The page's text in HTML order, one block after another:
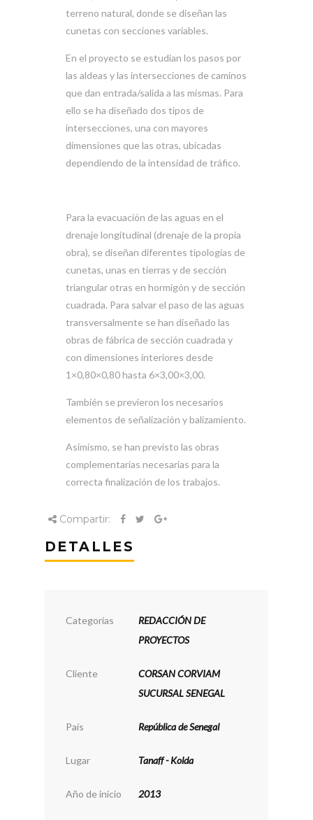
terreno natural, donde se diseñan las
cunetas con secciones variables.
En el proyecto se estudian los pasos por
las aldeas y las intersecciones de caminos
que dan entrada/salida a las mismas. Para
ello se ha diseñado dos tipos de
intersecciones, una con mayores
dimensiones que las otras, ubicadas
dependiendo de la intensidad de tráfico.
Para la evacuación de las aguas en el
drenaje longitudinal (drenaje de la propia
obra), se diseñan diferentes tipologías de
cunetas, unas en tierras y de sección
triangular otras en hormigón y de sección
cuadrada. Para salvar el paso de las aguas
transversalmente se han diseñado las
obras de fábrica de sección cuadrada y
con dimensiones interiores desde
1×0,80×0,80 hasta 6×3,00×3,00.
También se previeron los necesarios
elementos de señalización y balizamiento.
Asimismo, se han previsto las obras
complementarias necesarias para la
correcta finalización de los trabajos.
Compartir:
DETALLES
Categorías
REDACCIÓN DE
PROYECTOS
Cliente
CORSAN CORVIAM
SUCURSAL SENEGAL
País República de Senegal
Lugar Tanaff - Kolda
Año de inicio 2013